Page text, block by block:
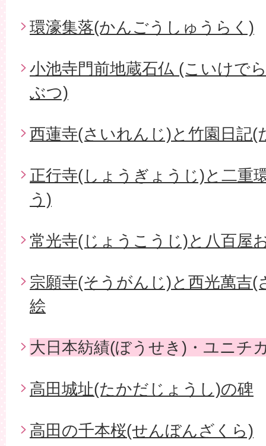
環濠集落(かんごうしゅうらく)
小池寺門前地蔵石仏 (こいけで
ぶつ)
西蓮寺(さいれんじ)と竹園日記(
正行寺(しょうぎょうじ)と二重
う)
常光寺(じょうこうじ)と八百屋
宗願寺(そうがんじ)と西光萬吉
絵
大日本紡績(ぼうせき)・ユニチ
高田城址(たかだじょうし)の碑
高田の千本桜(せんぼんざくら)